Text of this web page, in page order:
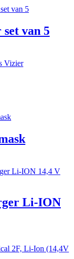
van 5
Li-ION